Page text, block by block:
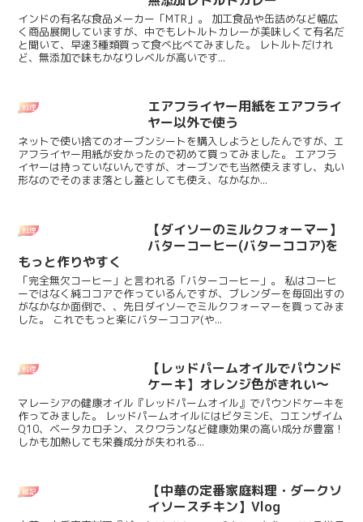
インドの有名な食品メーカー「MTR」。 加工食品や缶詰めなど幅広
く商品展開していますが、中でもレトルトカレーが美味しくて有名だ
と聞いて、早速3種類買って食べ比べてみました。 レトルトだけれ
ど、無添加で味もかなりレベルが高いです...
料理
エアフライヤー用紙をエアフライ
ヤー以外で使う
ネットで使い捨てのオーブンシートを購入しようとしたんですが、エ
アフライヤー用紙が安かったので初めて買ってみました。 エアフラ
イヤーは持っていないんですが、オーブンでも当然使えますし、丸い
形なのでそのまま落とし蓋としても使え、なかなか...
料理
【ダイソーのミルクフォーマー】
バターコーヒー(バターココア)を
もっと作りやすく
「完全無欠コーヒー」と言われる「バターコーヒー」。 私はコーヒ
ーではなく純ココアで作っているんですが、ブレンダーを毎回出すの
がなかなか面倒で、、先日ダイソーでミルクフォーマーを買ってみま
した。 これでもっと楽にバターココア(や...
料理
【レッドパームオイルでパウンド
ケーキ】オレンジ色がきれい～
マレーシアの健康オイル『レッドパームオイル』でパウンドケーキを
作ってみました。 レッドパームオイルにはビタミンE、コエンザイム
Q10、ベータカロチン、スクワランなど健康効果の高い成分が豊富！
しかも加熱しても栄養成分が失われる...
雑記
【中華の定番家庭料理・ダークソ
イソースチキン】Vlog